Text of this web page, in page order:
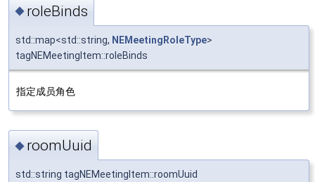
◆ roleBinds
std::map<std::string, NEMeetingRoleType>
tagNEMeetingItem::roleBinds
指定成员角色
◆ roomUuid
std::string tagNEMeetingItem::roomUuid